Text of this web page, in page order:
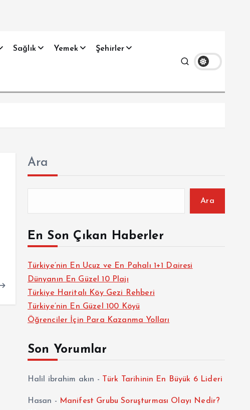
Sağlık Yemek Şehirler
Ara
Ara
En Son Çıkan Haberler
Türkiye’nin En Ucuz ve En Pahalı 1+1 Dairesi
Dünyanın En Güzel 10 Plajı
Türkiye Haritalı Köy Gezi Rehberi
Türkiye’nin En Güzel 100 Köyü
Öğrenciler İçin Para Kazanma Yolları
Son Yorumlar
Halil ibrahim akın - Türk Tarihinin En Büyük 6 Lideri
Hasan - Manifest Grubu Soruşturması Olayı Nedir?